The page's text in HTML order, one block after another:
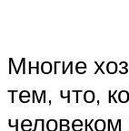
Многие
тем, что,